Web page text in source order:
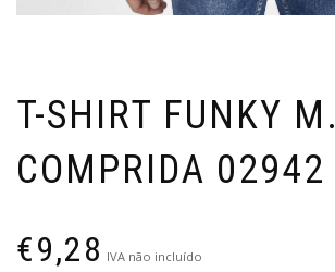
T-SHIRT FUNKY M.
COMPRIDA 02942
€9,28 IVA não incluído